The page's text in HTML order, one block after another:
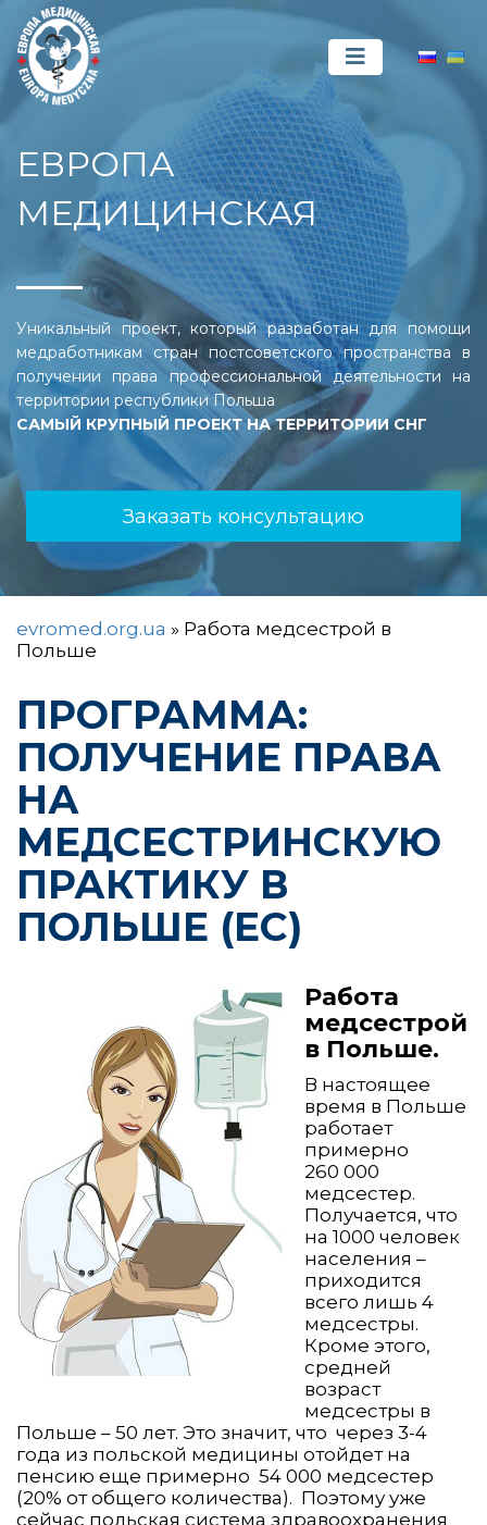
ЕВРОПА
МЕДИЦИНСКАЯ
Уникальный проект, который разработан для помощи
медработникам стран постсоветского пространства в
получении права профессиональной деятельности на
территории республики Польша
САМЫЙ КРУПНЫЙ ПРОЕКТ НА ТЕРРИТОРИИ СНГ
Заказать консультацию
evromed.org.ua » Работа медсестрой в
Польше
ПРОГРАММА:
ПОЛУЧЕНИЕ ПРАВА
НА
МЕДСЕСТРИНСКУЮ
ПРАКТИКУ В
ПОЛЬШЕ (ЕС)
Работа
медсестрой
в Польше.
В настоящее
время в Польше
работает
примерно
260 000
медсестер.
Получается, что
на 1000 человек
населения –
приходится
всего лишь 4
медсестры.
Кроме этого,
средней
возраст
медсестры в
Польше – 50 лет. Это значит, что через 3-4
года из польской медицины отойдет на
пенсию еще примерно 54 000 медсестер
(20% от общего количества). Поэтому уже
сейчас польская система здравоохранения